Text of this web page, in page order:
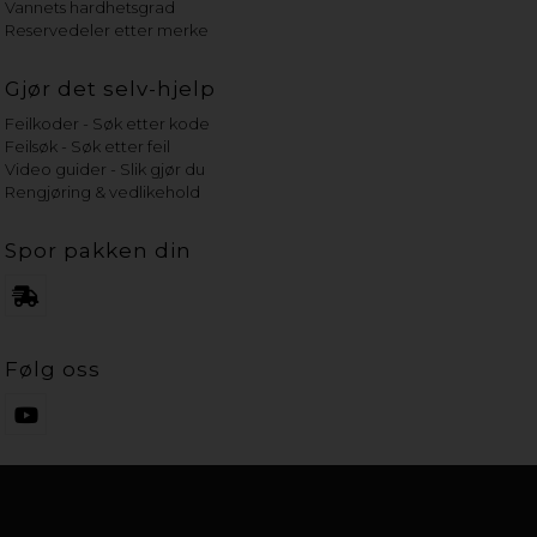
Vannets hardhetsgrad
Reservedeler etter merke
Gjør det selv-hjelp
Feilkoder - Søk etter kode
Feilsøk - Søk etter feil
Video guider - Slik gjør du
Rengjøring & vedlikehold
Spor pakken din
Følg oss